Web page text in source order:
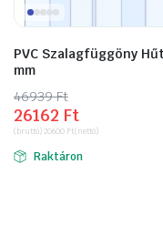
PVC Szalagfüggöny
mm
46939Ft
Original
price
was:
46939 Ft.
26162 Ft
Current
price
is:
26162 Ft.
(bruttó)20600 Ft(nettó)
Raktáron